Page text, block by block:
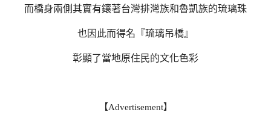
而橋身兩側其實有鑲著台灣排灣族和魯凱族的琉璃珠
也因此而得名『琉璃吊橋』
彰顯了當地原住民的文化色彩
【Advertisement】